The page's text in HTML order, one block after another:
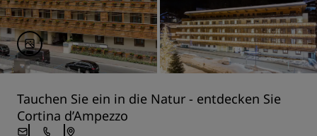
Tauchen Sie ein in die Natur - entdecken Sie
Cortina d’Ampezzo